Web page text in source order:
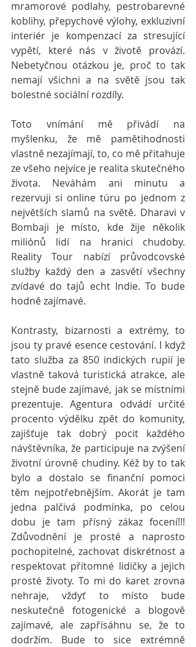
mramorové podlahy, pestrobarevné
koblihy, přepychové výlohy, exkluzivní
interiér je kompenzací za stresující
vypětí, které nás v životě provází.
Nebetyčnou otázkou je, proč to tak
nemají všichni a na světě jsou tak
bolestné sociální rozdíly.
Toto vnímání mě přivádí na
myšlenku, že mě pamětihodnosti
vlastně nezajímají, to, co mě přitahuje
ze všeho nejvíce je realita skutečného
života. Neváhám ani minutu a
rezervuji si online túru po jednom z
největších slamů na světě. Dharavi v
Bombaji je místo, kde žije několik
miliónů lidí na hranici chudoby.
Reality Tour nabízí průvodcovské
služby každý den a zasvětí všechny
zvídavé do tajů echt Indie. To bude
hodně zajímavé.
Kontrasty, bizarnosti a extrémy, to
jsou ty pravé esence cestování. I když
tato služba za 850 indických rupií je
vlastně taková turistická atrakce, ale
stejně bude zajímavé, jak se místními
prezentuje. Agentura odvádí určité
procento výdělku zpět do komunity,
zajišťuje tak dobrý pocit každého
návštěvníka, že participuje na zvýšení
životní úrovně chudiny. Kéž by to tak
bylo a dostalo se finanční pomoci
těm nejpotřebnějším. Akorát je tam
jedna palčivá podmínka, po celou
dobu je tam přísný zákaz focení!!!
Zdůvodnění je prosté a naprosto
pochopitelné, zachovat diskrétnost a
respektovat přítomné lidičky a jejich
prosté životy. To mi do karet zrovna
nehraje, vždyť to místo bude
neskutečně fotogenické a blogově
zajímavé, ale zapřísáhnu se, že to
dodržím. Bude to sice extrémně